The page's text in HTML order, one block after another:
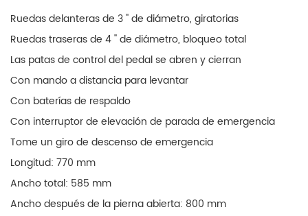
Ruedas delanteras de 3 '' de diámetro, giratorias
Ruedas traseras de 4 '' de diámetro, bloqueo total
Las patas de control del pedal se abren y cierran
Con mando a distancia para levantar
Con baterías de respaldo
Con interruptor de elevación de parada de emergencia
Tome un giro de descenso de emergencia
Longitud: 770 mm
Ancho total: 585 mm
Ancho después de la pierna abierta: 800 mm